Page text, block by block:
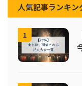
人気記事ランキン
1